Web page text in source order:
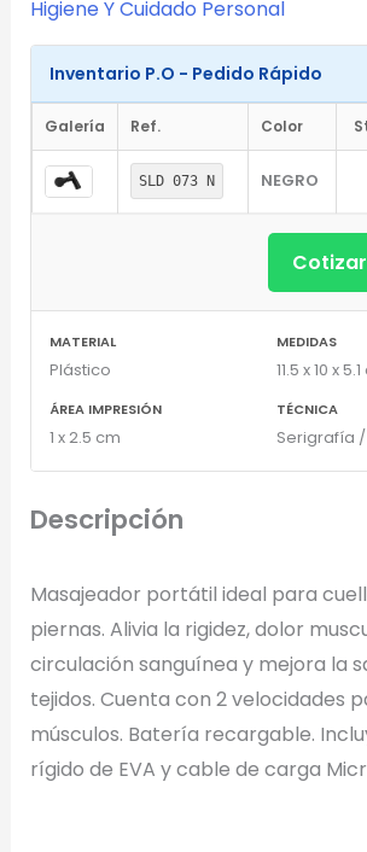
Diseñador de Vistas
con IA
Arrastra y suelta tu
Formatos: PNG, JPG, SVG (Max. 5MB). Se
Full Color
Conserva los colores originales de tu logotipo.
Generar Vista Previa con
Higiene Y Cuidado Personal
Inventario P.O - Pedido Rápido
Galería Ref. Color
SLD 073 N NEGRO
MATERIAL
Plástico
MEDIDAS
11.5 x 10 x
ÁREA IMPRESIÓN
1 x 2.5 cm
TÉCNICA
Serigrafía
Descripción
Masajeador portátil ideal para
piernas. Alivia la rigidez, dolor
circulación sanguínea y mejora la
tejidos. Cuenta con 2 velocidades
músculos. Batería recargable.
rígido de EVA y cable de carga